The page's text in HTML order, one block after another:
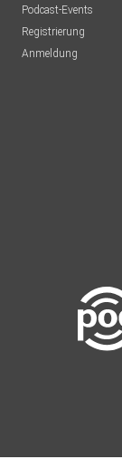
Podcast-Events
Registrierung
Anmeldung